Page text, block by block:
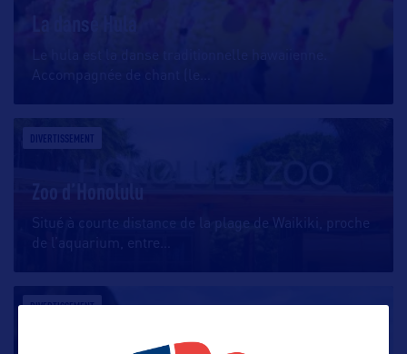
La danse Hula
Le hula est la danse traditionnelle hawaiienne.
Accompagnée de chant (le
DIVERTISSEMENT
Zoo d’Honolulu
Situé à courte distance de la plage de Waikiki, proche
de l’aquarium, entre
DIVERTISSEMENT